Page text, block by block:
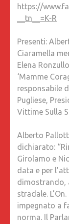
https://
__tn__=K-R
Presenti:
Ciaramella
Elena
‘Mamme
responsabile
Pugliese,
Vittime Sulla
Alberto
dichiarato:
Girolamo e
data e per
dimostrando,
stradale.
impegnato a
norma. Il